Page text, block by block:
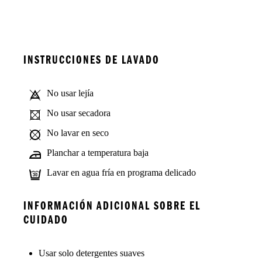
INSTRUCCIONES DE LAVADO
No usar lejía
No usar secadora
No lavar en seco
Planchar a temperatura baja
Lavar en agua fría en programa delicado
INFORMACIÓN ADICIONAL SOBRE EL
CUIDADO
Usar solo detergentes suaves